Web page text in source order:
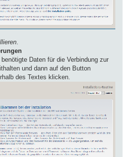
.
Daten für die Verbindung zur
und dann auf den Button
des Textes klicken.